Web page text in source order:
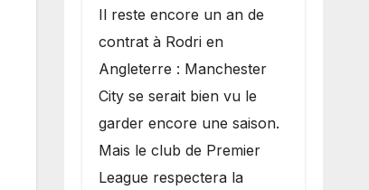
​Il reste encore un an de
contrat à Rodri en
Angleterre : Manchester
City se serait bien vu le
garder encore une saison.
Mais le club de Premier
League respectera la